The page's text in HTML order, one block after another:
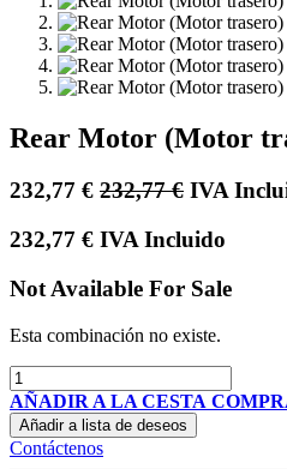
Rear Motor (Motor
232,77 € 232,77€ IVA
232,77 € IVA Incluido
Not Available For Sale
Esta combinación no existe.
AÑADIR A LA CESTA
Añadir a lista de deseos
Contáctenos